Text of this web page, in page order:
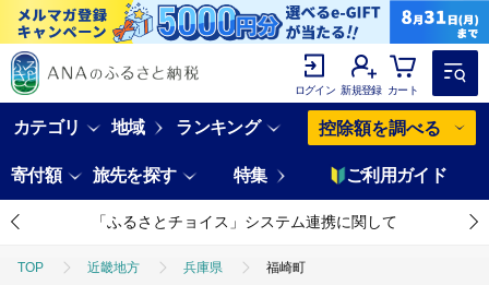
ログイン 新規登録 カート
カテゴリ 地域 ランキング 控除額を調べる
寄付額 旅先を探す 特集 ご利用ガイド
「ふるさとチョイス」システム連携に関して
TOP 近畿地方 兵庫県 福崎町